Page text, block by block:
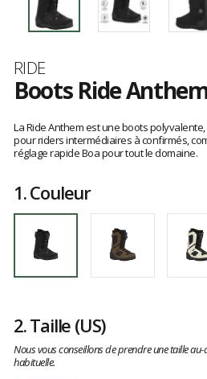
Marque
RIDE
Boots Ride
8avis
clients
La Ride Anthem est une boots
pour riders intermédiaires à confirmés,
réglage rapide Boa pour tout le domaine.
1.Couleur
2.Taille (US)
Nous vous conseillons de prendre une taille
habituelle.